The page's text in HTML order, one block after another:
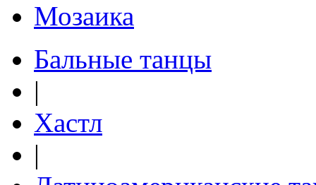
Мозаика
Бальные танцы
|
Хастл
|